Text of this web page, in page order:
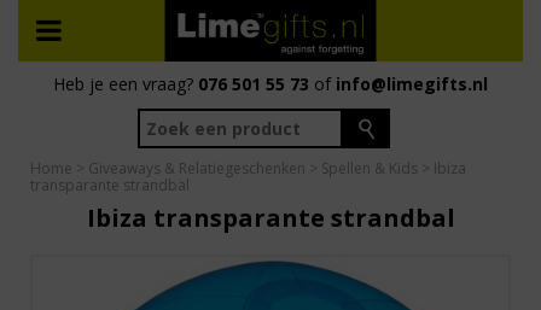
Heb je een vraag? 076 501 55 73 of info@limegifts.nl
Home > Giveaways & Relatiegeschenken > Spellen & Kids > Ibiza
transparante strandbal
Ibiza transparante strandbal